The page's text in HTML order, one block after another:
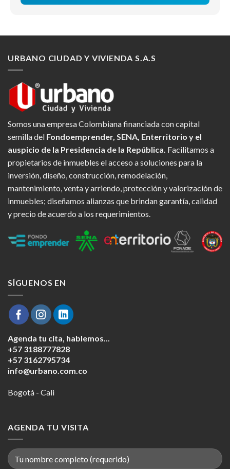
URBANO CIUDAD Y VIVIENDA S.A.S
Somos una empresa Colombiana financiada con capital
semilla del Fondoemprender, SENA, Enterritorio y el
auspicio de la Presidencia de la República. Facilitamos a
propietarios de inmuebles el acceso a soluciones para la
inversión, diseño, construcción, remodelación,
mantenimiento, venta y arriendo, protección y valorización de
inmuebles; diseñamos alianzas que brindan garantía, calidad
y precio de acuerdo a los requerimientos.
SÍGUENOS EN
Agenda tu cita, hablemos...
+57 3188777828
+57 3162795734
info@urbano.com.co
Bogotá - Cali
AGENDA TU VISITA